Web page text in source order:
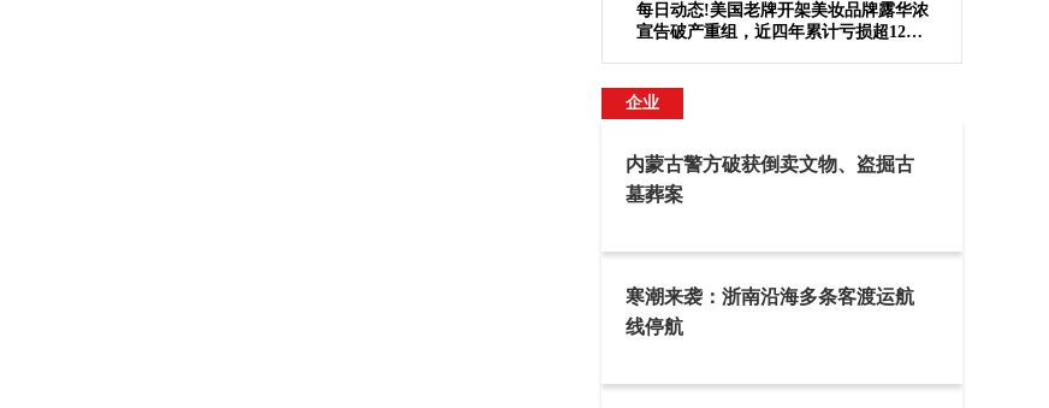
每日动态!美国老牌开架美妆品牌露华浓
宣告破产重组，近四年累计亏损超12亿
企业
内蒙古警方破获倒卖文物、盗掘古
墓葬案
寒潮来袭：浙南沿海多条客渡运航
线停航